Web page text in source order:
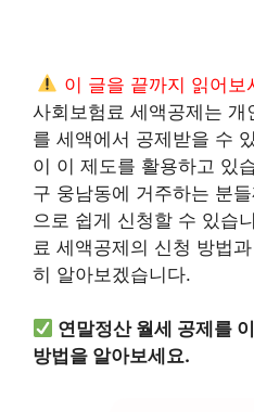
이 글을 끝까지 읽어보
사회보험료 세액공제는 개
를 세액에서 공제받을 수
이 이 제도를 활용하고 있
구 웅남동에 거주하는 분
으로 쉽게 신청할 수 있습
료 세액공제의 신청 방법
히 알아보겠습니다.
연말정산 월세 공제를
방법을 알아보세요.